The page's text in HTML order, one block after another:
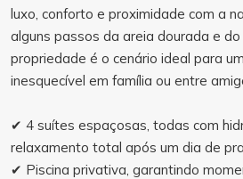
luxo, conforto e proximidade com a
alguns passos da areia dourada e
propriedade é o cenário ideal para
inesquecível em família ou entre
✔ 4 suítes espaçosas, todas com
relaxamento total após um dia de
✔ Piscina privativa, garantindo